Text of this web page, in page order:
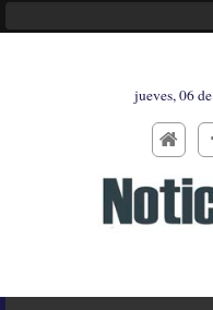
jueves, 06